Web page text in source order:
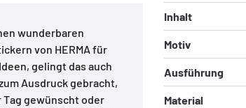
wunderbaren
von HERMA für
gelingt das auch
Ausdruck gebracht,
Tag gewünscht oder
Inhalt
Motiv
Ausführung
Material